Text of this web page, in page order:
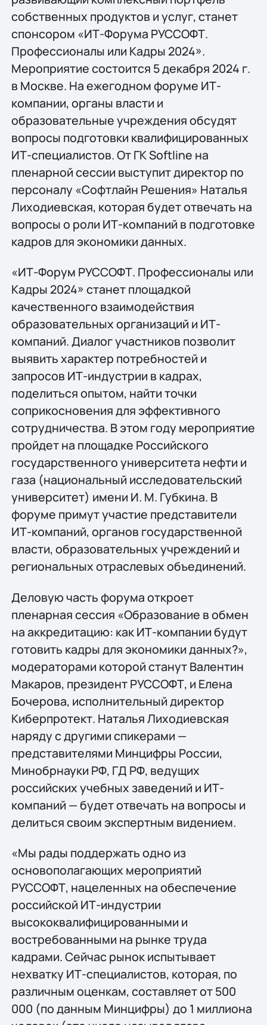
собственных продуктов и услуг, станет
спонсором «ИТ-Форума РУССОФТ.
Профессионалы или Кадры 2024».
Мероприятие состоится 5 декабря 2024 г.
в Москве. На ежегодном форуме ИТ-
компании, органы власти и
образовательные учреждения обсудят
вопросы подготовки квалифицированных
ИТ-специалистов. От ГК Softline на
пленарной сессии выступит директор по
персоналу «Софтлайн Решения» Наталья
Лиходиевская, которая будет отвечать на
вопросы о роли ИТ-компаний в подготовке
кадров для экономики данных.
«ИТ-Форум РУССОФТ. Профессионалы или
Кадры 2024» станет площадкой
качественного взаимодействия
образовательных организаций и ИТ-
компаний. Диалог участников позволит
выявить характер потребностей и
запросов ИТ-индустрии в кадрах,
поделиться опытом, найти точки
соприкосновения для эффективного
сотрудничества. В этом году мероприятие
пройдет на площадке Российского
государственного университета нефти и
газа (национальный исследовательский
университет) имени И. М. Губкина. В
форуме примут участие представители
ИТ-компаний, органов государственной
власти, образовательных учреждений и
региональных отраслевых объединений.
Деловую часть форума откроет
пленарная сессия «Образование в обмен
на аккредитацию: как ИТ-компании будут
готовить кадры для экономики данных?»,
модераторами которой станут Валентин
Макаров, президент РУССОФТ, и Елена
Бочерова, исполнительный директор
Киберпротект. Наталья Лиходиевская
наряду с другими спикерами —
представителями Минцифры России,
Минобрнауки РФ, ГД РФ, ведущих
российских учебных заведений и ИТ-
компаний — будет отвечать на вопросы и
делиться своим экспертным видением.
«Мы рады поддержать одно из
основополагающих мероприятий
РУССОФТ, нацеленных на обеспечение
российской ИТ-индустрии
высококвалифицированными и
востребованными на рынке труда
кадрами. Сейчас рынок испытывает
нехватку ИТ-специалистов, которая, по
различным оценкам, составляет от 500
000 (по данным Минцифры) до 1 миллиона